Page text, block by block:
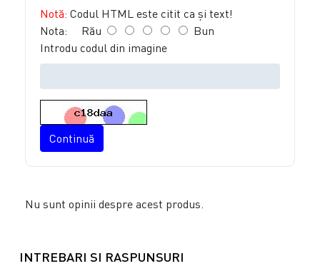
Notă: Codul HTML este citit ca şi text!
Nota: Rău
Bun
Introdu codul din imagine
Continuă
Nu sunt opinii despre acest produs.
INTREBARI SI RASPUNSURI